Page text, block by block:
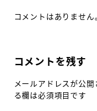
コメントはありません。
コメントを残す
メールアドレスが公開
る欄は必須項目です